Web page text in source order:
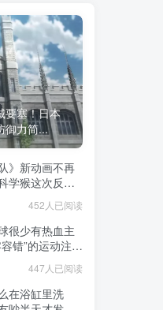
要塞！日本
御力简...
》新动画不再
学猴这次反而
452人已阅读
很少有热血主
错”的运动注定
447人已阅读
在浴缸里洗